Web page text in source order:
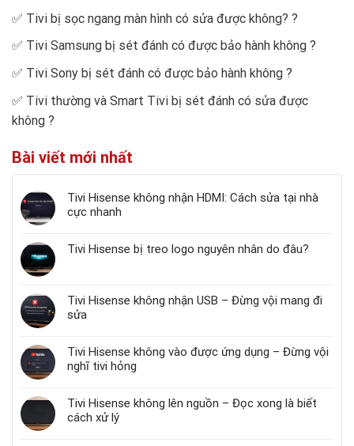
✅ Tivi bị sọc ngang màn hình có sửa được không? ?
✅ Tivi Samsung bị sét đánh có được bảo hành không ?
✅ Tivi Sony bị sét đánh có được bảo hành không ?
✅ Tivi thường và Smart Tivi bị sét đánh có sửa được
không ?
Bài viết mới nhất
Tivi Hisense không nhận HDMI: Cách sửa tại nhà
cực nhanh
Tivi Hisense bị treo logo nguyên nhân do đâu?
Tivi Hisense không nhận USB – Đừng vội mang đi
sửa
Tivi Hisense không vào được ứng dụng – Đừng vội
nghĩ tivi hỏng
Tivi Hisense không lên nguồn – Đọc xong là biết
cách xử lý